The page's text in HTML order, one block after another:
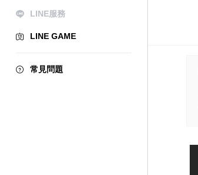
LINE服務
LINE GAME
常見問題